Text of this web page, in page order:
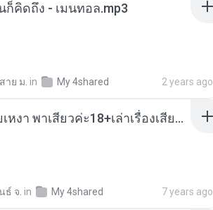
ก็คิดถึง - เมนทอล.mp3
าย ม. in My 4shared 2 years ago
เมียน้อยเหงา พาเสียวค่ะ18+เล่าเรื่องเสียว.mp3
ธ์ จ. in My 4shared 7 years ago